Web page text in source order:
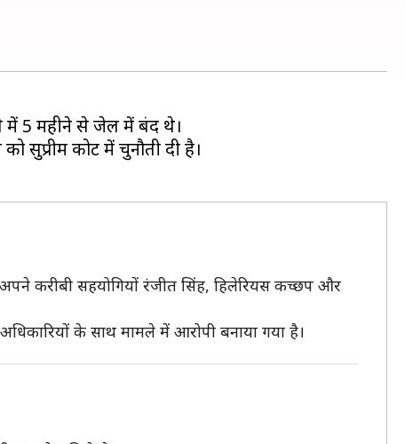
में 5 महीने से जेल में बंद थे।
सुप्रीम कोर्ट में चुनौती दी है।
करीबी सहयोगियों रंजीत सिंह, हिलेरियस कच्छप और
के साथ मामले में आरोपी बनाया गया है।